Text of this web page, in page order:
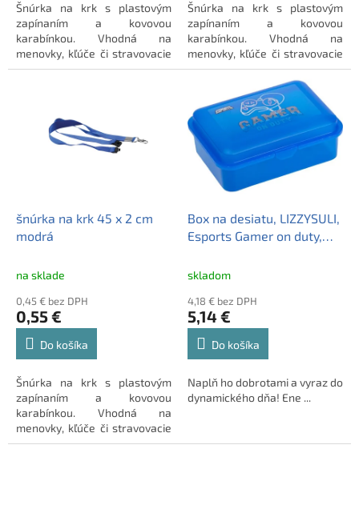
Šnúrka na krk s plastovým
zapínaním a kovovou
karabínkou. Vhodná na
menovky, kľúče či stravovacie
karty.
Šnúrka na krk s plastovým
zapínaním a kovovou
karabínkou. Vhodná na
menovky, kľúče či stravovacie
karty.
šnúrka na krk 45 x 2 cm
modrá
na sklade
0,45 € bez DPH
0,55 €
Do košíka
Šnúrka na krk s plastovým
zapínaním a kovovou
karabínkou. Vhodná na
menovky, kľúče či stravovacie
karty.
Box na desiatu, LIZZYSULI,
Esports Gamer on duty,
skladom
4,18 € bez DPH
5,14 €
Do košíka
Naplň ho dobrotami a vyraz do
dynamického dňa! Ene ...